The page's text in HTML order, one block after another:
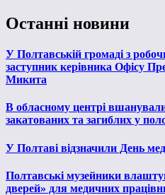
Останні новини
У Полтавській громаді з
заступник керівника Офісу
Микита
В обласному центрі
закатованих та загиблих у
У Полтаві відзначили День
Полтавські музейники
дверей» для медичних